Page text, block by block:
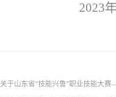
2023
关于山东省“技能兴鲁”职业技能大